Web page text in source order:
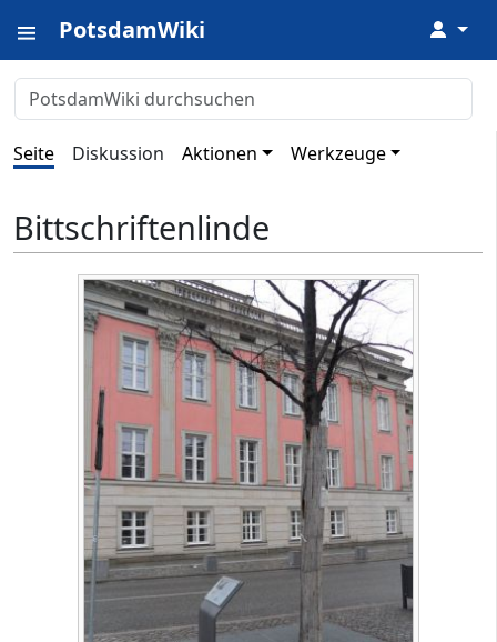
PotsdamWiki ↓
Seite Diskussion Aktionen Werkzeuge
Bittschriftenlinde